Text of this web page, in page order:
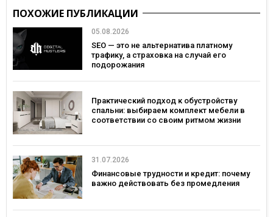
ПОХОЖИЕ ПУБЛИКАЦИИ
05.08.2026
SEO — это не альтернатива платному
трафику, а страховка на случай его
подорожания
Практический подход к обустройству
спальни: выбираем комплект мебели в
соответствии со своим ритмом жизни
31.07.2026
Финансовые трудности и кредит: почему
важно действовать без промедления